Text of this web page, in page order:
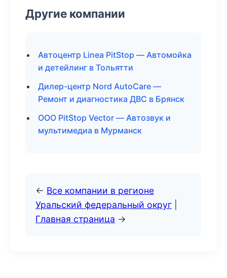
Другие компании
Автоцентр Linea PitStop — Автомойка
и детейлинг в Тольятти
Дилер-центр Nord AutoCare —
Ремонт и диагностика ДВС в Брянск
ООО PitStop Vector — Автозвук и
мультимедиа в Мурманск
← Все компании в регионе
Уральский федеральный округ
Главная страница →